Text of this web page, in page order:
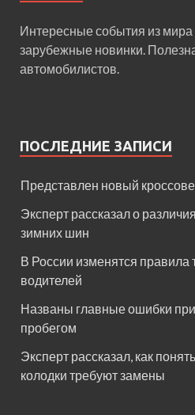
Интересные события из мира
зарубежные новинки.
автомобилистов.
ПОСЛЕДНИЕ ЗАПИСИ
Представлен новый
Эксперт рассказал о
зимних шин
В России изменятся правила
водителей
Названы главные ошибки
пробегом
Эксперт рассказал, как
колодки требуют замены